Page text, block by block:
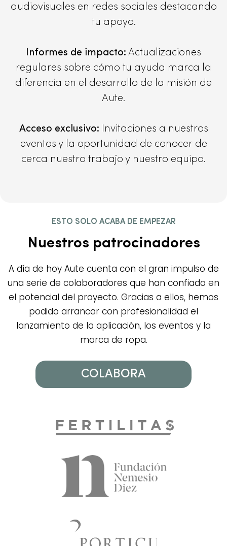
audiovisuales en redes sociales destacando
tu apoyo.
Informes de impacto: Actualizaciones
regulares sobre cómo tu ayuda marca la
diferencia en el desarrollo de la misión de
Aute.
Acceso exclusivo: Invitaciones a nuestros
eventos y la oportunidad de conocer de
cerca nuestro trabajo y nuestro equipo.
ESTO SOLO ACABA DE EMPEZAR
Nuestros patrocinadores
A día de hoy Aute cuenta con el gran impulso de
una serie de colaboradores que han confiado en
el potencial del proyecto. Gracias a ellos, hemos
podido arrancar con profesionalidad el
lanzamiento de la aplicación, los eventos y la
marca de ropa.
COLABORA